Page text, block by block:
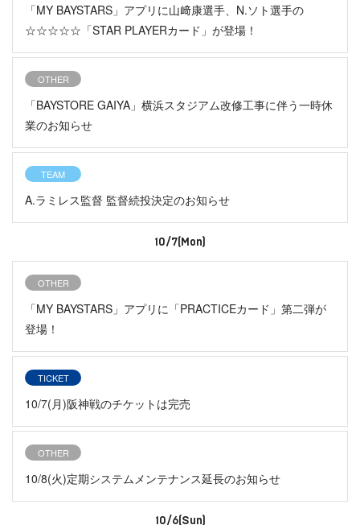
「MY BAYSTARS」アプリに山﨑康選手、N.ソト選手の
☆☆☆☆☆「STAR PLAYERカード」が登場！
OTHER
「BAYSTORE GAIYA」横浜スタジアム改修工事に伴う一時休
業のお知らせ
TEAM
A.ラミレス監督 監督続投決定のお知らせ
10/7(Mon)
OTHER
「MY BAYSTARS」アプリに「PRACTICEカード」第二弾が
登場！
TICKET
10/7(月)阪神戦のチケットは完売
OTHER
10/8(火)定期システムメンテナンス延長のお知らせ
10/6(Sun)